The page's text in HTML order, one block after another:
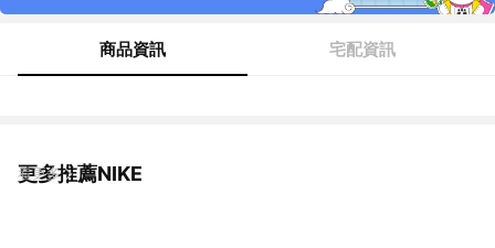
商品資訊 宅配資訊
更多推薦NIKE
看更多